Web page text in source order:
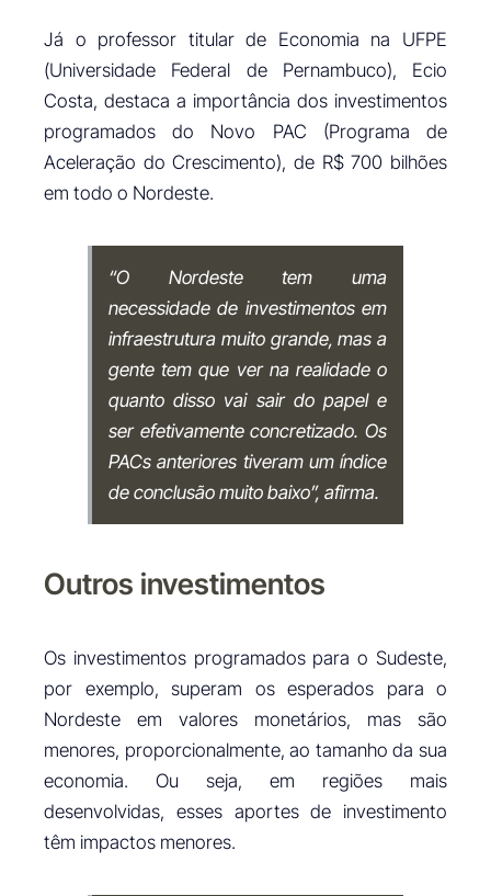
Já o professor titular de Economia na UFPE
(Universidade Federal de Pernambuco), Ecio
Costa, destaca a importância dos investimentos
programados do Novo PAC (Programa de
Aceleração do Crescimento), de R$ 700 bilhões
em todo o Nordeste.
“O Nordeste tem uma
necessidade de investimentos em
infraestrutura muito grande, mas a
gente tem que ver na realidade o
quanto disso vai sair do papel e
ser efetivamente concretizado. Os
PACs anteriores tiveram um índice
de conclusão muito baixo”, afirma.
Outros investimentos
Os investimentos programados para o Sudeste,
por exemplo, superam os esperados para o
Nordeste em valores monetários, mas são
menores, proporcionalmente, ao tamanho da sua
economia. Ou seja, em regiões mais
desenvolvidas, esses aportes de investimento
têm impactos menores.